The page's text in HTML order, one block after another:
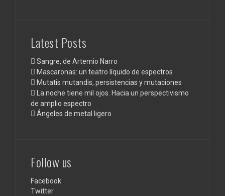
Latest Posts
Sangre, de Artemio Narro
Mascaronas: un teatro líquido de espectros
Mutatis mutandis, persistencias y mutaciones
La noche tiene mil ojos. Hacia un perspectivismo
de amplio espectro
Ángeles de metal ligero
Follow us
Facebook
Twitter